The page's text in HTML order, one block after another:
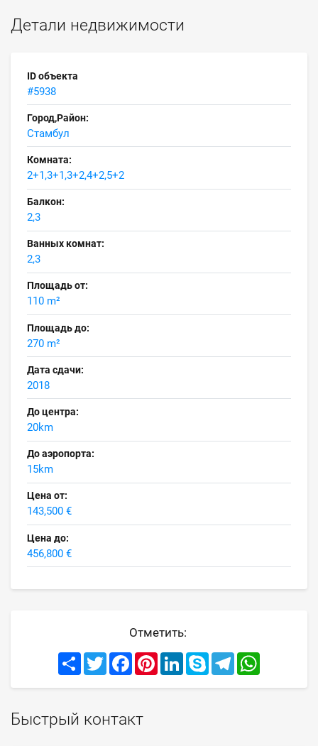
Детали недвижимости
ID объекта
#5938
Город,Район:
Стамбул
Комната:
2+1,3+1,3+2,4+2,5+2
Балкон:
2,3
Ванных комнат:
2,3
Площадь от:
110 m²
Площадь до:
270 m²
Дата сдачи:
2018
До центра:
20km
До аэропорта:
15km
Цена от:
143,500 €
Цена до:
456,800 €
Отметить:
Share TwitterFacebookPinterestLinkedInSkype Telegram
Быстрый контакт